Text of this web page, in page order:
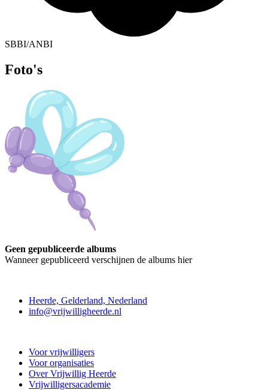
SBBI/ANBI
Foto's
Geen gepubliceerde albums
Wanneer gepubliceerd verschijnen de albums hier
Heerde, Gelderland, Nederland
info@vrijwilligheerde.nl
Voor vrijwilligers
Voor organisaties
Over Vrijwillig Heerde
Vrijwilligersacademie